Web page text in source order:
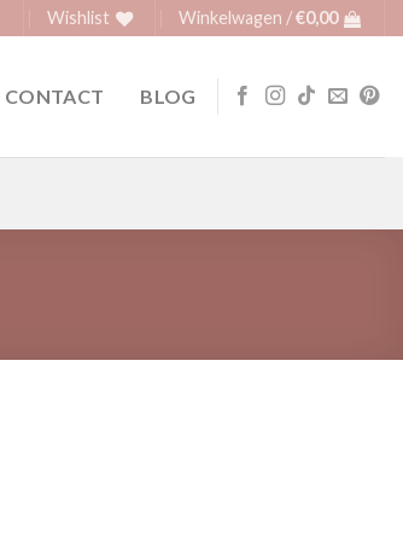
Wishlist Winkelwagen /€0,00
CONTACT BLOG